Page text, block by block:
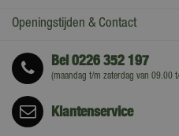
Openingstijden & Contact
Bel0226 352 197
(maandag t/m zaterdag van 09.00
Klantenservice